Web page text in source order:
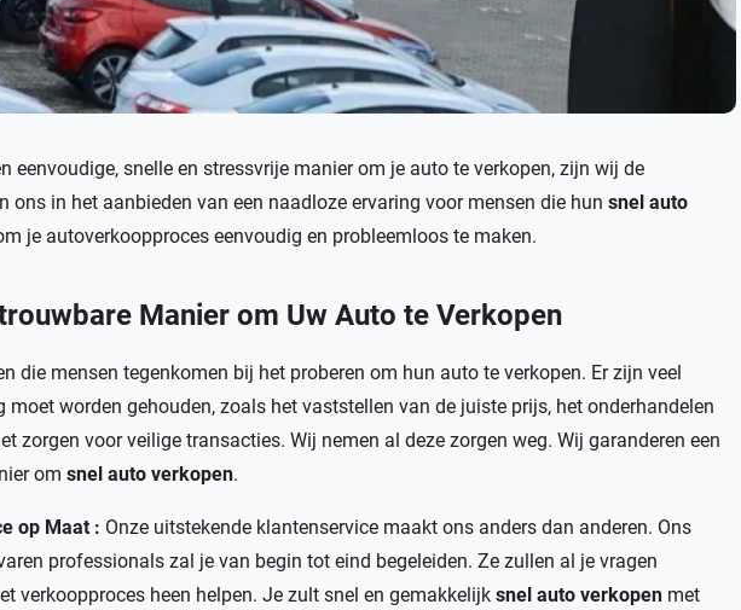
eenvoudige, snelle en stressvrije manier om je auto te verkopen, zijn wij de
ons in het aanbieden van een naadloze ervaring voor mensen die hun snel auto
je autoverkoopproces eenvoudig en probleemloos te maken.
Manier om Uw Auto te Verkopen
die mensen tegenkomen bij het proberen om hun auto te verkopen. Er zijn veel
moet worden gehouden, zoals het vaststellen van de juiste prijs, het onderhandelen
zorgen voor veilige transacties. Wij nemen al deze zorgen weg. Wij garanderen een
om snel auto verkopen.
op Maat : Onze uitstekende klantenservice maakt ons anders dan anderen. Ons
professionals zal je van begin tot eind begeleiden. Ze zullen al je vragen
verkoopproces heen helpen. Je zult snel en gemakkelijk snel auto verkopen met